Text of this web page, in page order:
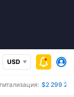
USD
$2 299